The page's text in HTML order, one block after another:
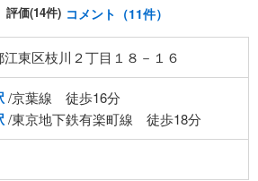
評価(14件) コメント（11件）
江東区枝川２丁目１８－１６
/京葉線 徒歩16分
/東京地下鉄有楽町線 徒歩18分